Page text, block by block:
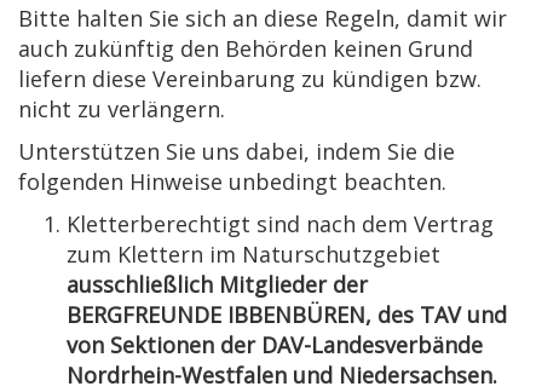
Bitte halten Sie sich an diese Regeln, damit wir
auch zukünftig den Behörden keinen Grund
liefern diese Vereinbarung zu kündigen bzw.
nicht zu verlängern.
Unterstützen Sie uns dabei, indem Sie die
folgenden Hinweise unbedingt beachten.
Kletterberechtigt sind nach dem Vertrag
zum Klettern im Naturschutzgebiet
ausschließlich Mitglieder der
BERGFREUNDE IBBENBÜREN, des TAV und
von Sektionen der DAV-Landesverbände
Nordrhein-Westfalen und Niedersachsen.